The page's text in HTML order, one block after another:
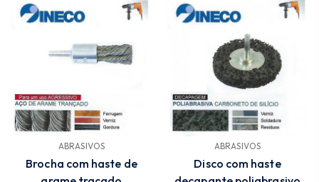
through
7.07 €
4.00 €
through
ABRASIVOS
Brocha com haste de
ABRASIVOS
Disco com haste